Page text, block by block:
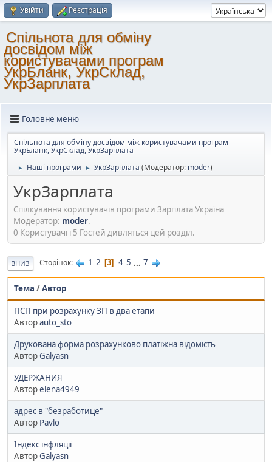
Увійти Реєстрація
Спільнота для обміну
досвідом між
користувачами програм
УкрБланк, УкрСклад,
УкрЗарплата
Головне меню
Спільнота для обміну досвідом між користувачами програм
УкрБланк, УкрСклад, УкрЗарплата
► Наші програми ► УкрЗарплата (Модератор: moder)
УкрЗарплата
Спілкування користувачів програми Зарплата Україна
Модератор: moder.
0 Користувачі і 5 Гостей дивляться цей розділ.
ВНИЗ Сторінок 1 2 3 4 5 ... 7
Тема /Автор
ПСП при розрахунку ЗП в два етапи
Авторauto_sto
Друкована форма розрахунково платіжна відомість
АвторGalyasn
УДЕРЖАНИЯ
Авторelena4949
адрес в "безработице"
Автор Pavlo
Індекс інфляції
АвторGalyasn